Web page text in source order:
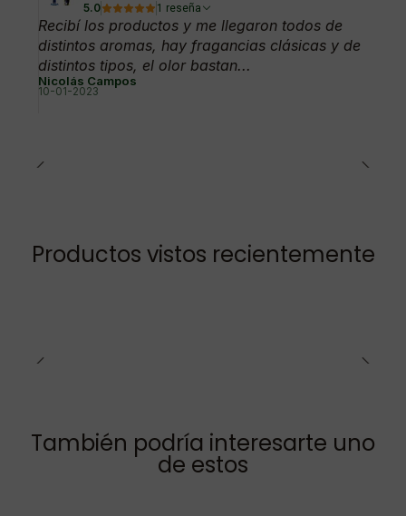
5.0 1 reseña
Recibí los productos y me llegaron todos de
distintos aromas, hay fragancias clásicas y de
distintos tipos, el olor bastan...
Nicolás Campos
10-01-2023
Productos vistos recientemente
También podría interesarte uno
de estos